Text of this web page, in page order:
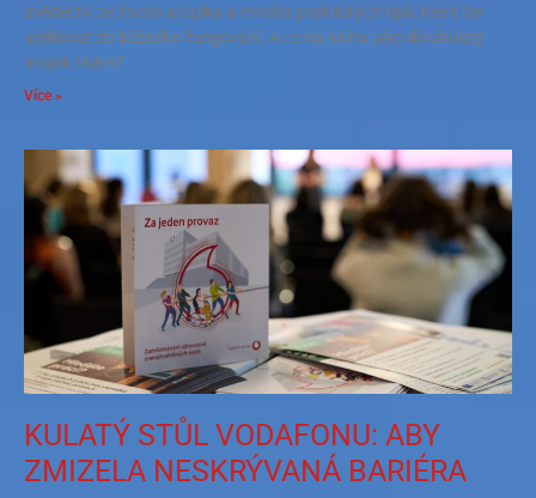
svědectví ze života atopika a mnoha praktických tipů, které lze
aplikovat do běžného fungování. A co na knihu jako dlouholetý
atopik říkám?
Více »
KULATÝ STŮL VODAFONU: ABY
ZMIZELA NESKRÝVANÁ BARIÉRA